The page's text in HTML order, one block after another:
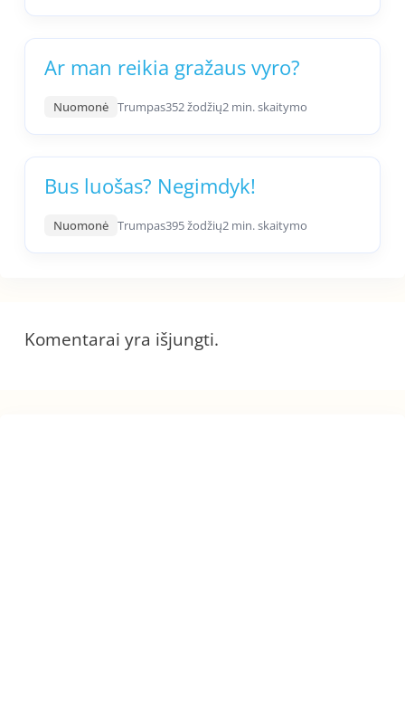
Ar man reikia gražaus vyro?
Nuomonė Trumpas352 žodžių2 min. skaitymo
Bus luošas? Negimdyk!
Nuomonė Trumpas395 žodžių2 min. skaitymo
Komentarai yra išjungti.